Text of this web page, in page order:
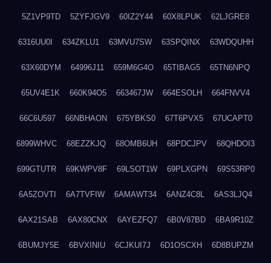
5Z1VP9TD 5ZYFJGV9 60IZ2Y44 60X8LPUK 62LJGRE8
6316UU0I 634ZKLU1 63MVU7SW 63SPQINX 63WDQUHH
63X60DYM 64996J11 659M6G4O 65TIBAG5 65TN6NPQ
65UV4E1K 660K94O5 663467JW 664ESOLH 664FNVV4
66C6U597 66NBHAON 675YBKS0 67T6PVX5 67UCAPT0
6899WHVC 68EZZKJQ 68OMB6UH 68PDCJPV 68QHDOI3
699GTUTR 69KWPV8F 69LSOT1W 69PLXGPN 69S53RP0
6A5ZOVTI 6A7TVFIW 6AMAWT34 6ANZ4C8L 6AS3LJQ4
6AX21SAB 6AX80CNX 6AYEZFQ7 6B0V87BD 6BA9R10Z
6BUMJY5E 6BVXINIU 6CJKUI7J 6D1OSCXH 6D8BUPZM